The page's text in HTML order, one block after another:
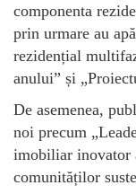
componenta
prin urmare au
rezidențial
anului” și
De asemenea,
noi precum
imobiliar inovator
comunităților